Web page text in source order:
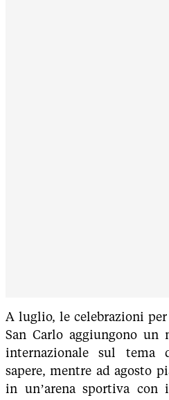
A luglio, le celebrazioni
San Carlo aggiungono un
internazionale sul tema
sapere, mentre ad agosto
in un’arena sportiva con